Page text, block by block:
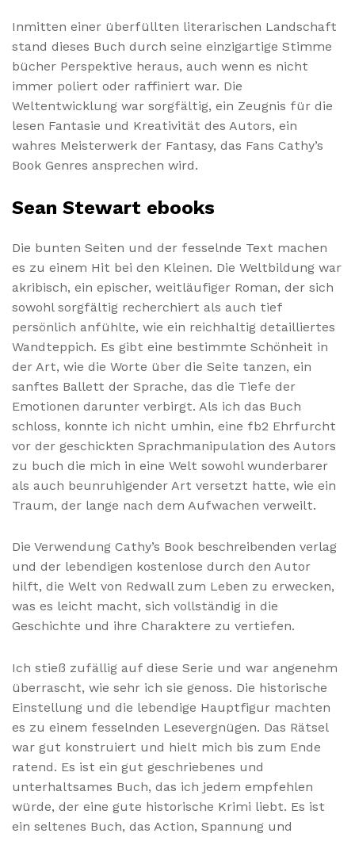
Inmitten einer überfüllten literarischen Landschaft
stand dieses Buch durch seine einzigartige Stimme
bücher Perspektive heraus, auch wenn es nicht
immer poliert oder raffiniert war. Die
Weltentwicklung war sorgfältig, ein Zeugnis für die
lesen Fantasie und Kreativität des Autors, ein
wahres Meisterwerk der Fantasy, das Fans Cathy’s
Book Genres ansprechen wird.
Sean Stewart ebooks
Die bunten Seiten und der fesselnde Text machen
es zu einem Hit bei den Kleinen. Die Weltbildung war
akribisch, ein epischer, weitläufiger Roman, der sich
sowohl sorgfältig recherchiert als auch tief
persönlich anfühlte, wie ein reichhaltig detailliertes
Wandteppich. Es gibt eine bestimmte Schönheit in
der Art, wie die Worte über die Seite tanzen, ein
sanftes Ballett der Sprache, das die Tiefe der
Emotionen darunter verbirgt. Als ich das Buch
schloss, konnte ich nicht umhin, eine fb2 Ehrfurcht
vor der geschickten Sprachmanipulation des Autors
zu buch die mich in eine Welt sowohl wunderbarer
als auch beunruhigender Art versetzt hatte, wie ein
Traum, der lange nach dem Aufwachen verweilt.
Die Verwendung Cathy’s Book beschreibenden verlag
und der lebendigen kostenlose durch den Autor
hilft, die Welt von Redwall zum Leben zu erwecken,
was es leicht macht, sich vollständig in die
Geschichte und ihre Charaktere zu vertiefen.
Ich stieß zufällig auf diese Serie und war angenehm
überrascht, wie sehr ich sie genoss. Die historische
Einstellung und die lebendige Hauptfigur machten
es zu einem fesselnden Lesevergnügen. Das Rätsel
war gut konstruiert und hielt mich bis zum Ende
ratend. Es ist ein gut geschriebenes und
unterhaltsames Buch, das ich jedem empfehlen
würde, der eine gute historische Krimi liebt. Es ist
ein seltenes Buch, das Action, Spannung und